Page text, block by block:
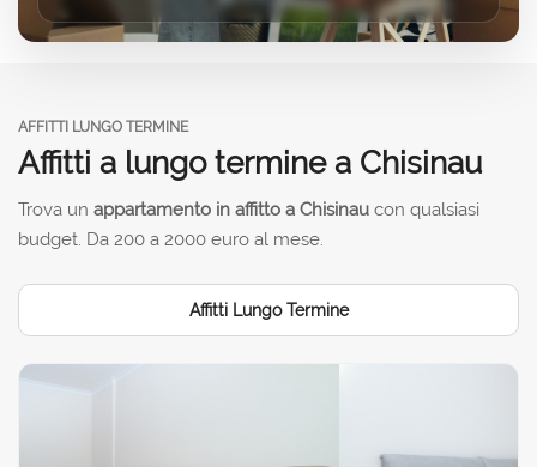
AFFITTI LUNGO TERMINE
Affitti a lungo termine a Chisinau
Trova un appartamento in affitto a Chisinau con qualsiasi
budget. Da 200 a 2000 euro al mese.
Affitti Lungo Termine